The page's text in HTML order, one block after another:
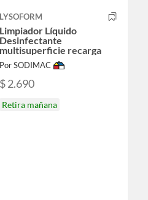
LYSOFORM
Limpiador Líquido
Desinfectante
multisuperficie recarga
Por SODIMAC
$ 2.690
Retira mañana